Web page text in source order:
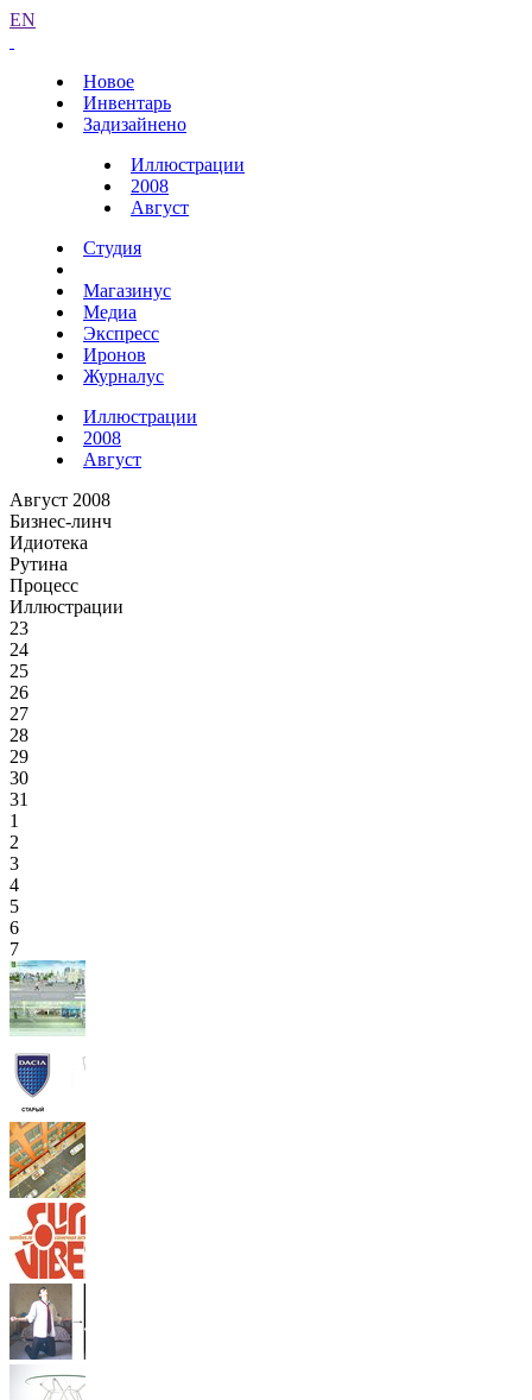
EN
Новое
Инвентарь
Задизайнено
Иллюстрации
2008
Август
Студия
Магазинус
Медиа
Экспресс
Иронов
Журналус
Иллюстрации
2008
Август
Август 2008
Бизнес-линч
Идиотека
Рутина
Процесс
Иллюстрации
23
24
25
26
27
28
29
30
31
1
2
3
4
5
6
7